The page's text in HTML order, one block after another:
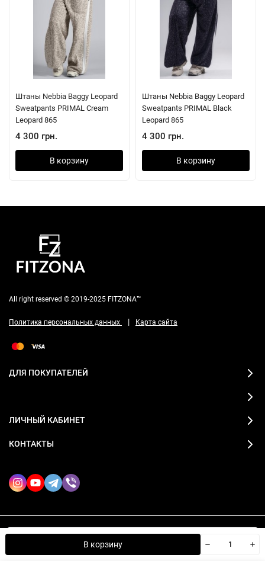
В корзину
Штаны Nebbia Baggy Leopard
Sweatpants PRIMAL Cream
Leopard 865
4 300 грн.
В корзину
Штаны Nebbia Baggy Leopard
Sweatpants PRIMAL Black
Leopard 865
4 300 грн.
В корзину
All right reserved © 2019-2025 FITZONA™
Политика персональных данных | Карта сайта
ДЛЯ ПОКУПАТЕЛЕЙ
ЛИЧНЫЙ КАБИНЕТ
КОНТАКТЫ
2019-2026 © FITZONA магазин спортивной одежды